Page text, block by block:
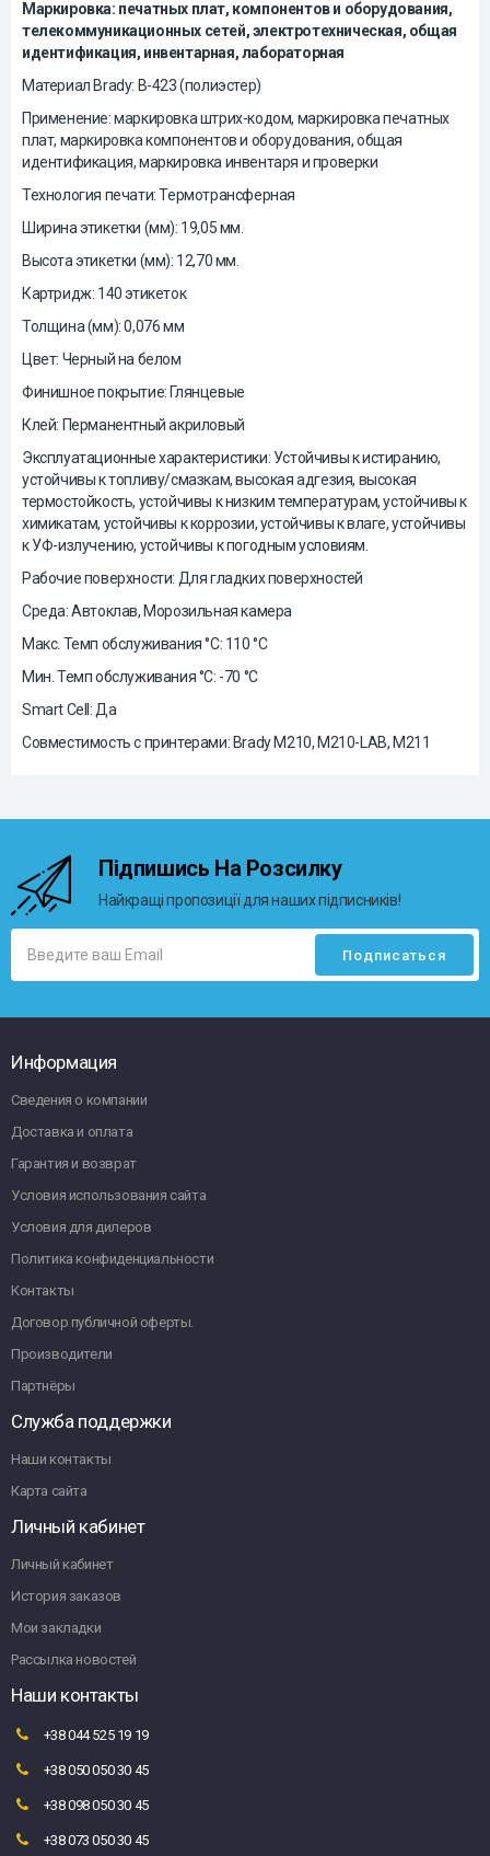
Маркировка: печатных плат, компонентов и оборудования,
телекоммуникационных сетей, электротехническая, общая
идентификация, инвентарная, лабораторная
Материал Brady: B-423 (полиэстер)
Применение: маркировка штрих-кодом, маркировка печатных
плат, маркировка компонентов и оборудования, общая
идентификация, маркировка инвентаря и проверки
Технология печати: Термотрансферная
Ширина этикетки (мм): 19,05 мм.
Высота этикетки (мм): 12,70 мм.
Картридж: 140 этикеток
Толщина (мм): 0,076 мм
Цвет: Черный на белом
Финишное покрытие: Глянцевые
Клей: Перманентный акриловый
Эксплуатационные характеристики: Устойчивы к истиранию,
устойчивы к топливу/смазкам, высокая адгезия, высокая
термостойкость, устойчивы к низким температурам, устойчивы к
химикатам, устойчивы к коррозии, устойчивы к влаге, устойчивы
к УФ-излучению, устойчивы к погодным условиям.
Рабочие поверхности: Для гладких поверхностей
Среда: Автоклав, Морозильная камера
Макс. Темп обслуживания °C: 110 °C
Мин. Темп обслуживания °C: -70 °C
Smart Cell: Да
Совместимость с принтерами: Brady M210, M210-LAB, M211
Підпишись На Розсилку
Найкращі пропозиції для наших підписників!
Информация
Сведения о компании
Доставка и оплата
Гарантия и возврат
Условия использования сайта
Условия для дилеров
Политика конфиденциальности
Контакты
Договор публичной оферты.
Производители
Партнёры
Служба поддержки
Наши контакты
Карта сайта
Личный кабинет
Личный кабинет
История заказов
Мои закладки
Рассылка новостей
Наши контакты
+38 044 525 19 19
+38 050 050 30 45
+38 098 050 30 45
+38 073 050 30 45